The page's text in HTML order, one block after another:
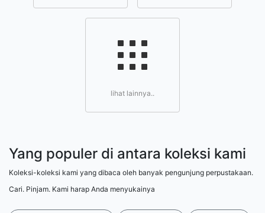
lihat lainnya..
Yang populer di antara koleksi kami
Koleksi-koleksi kami yang dibaca oleh banyak pengunjung perpustakaan.
Cari. Pinjam. Kami harap Anda menyukainya